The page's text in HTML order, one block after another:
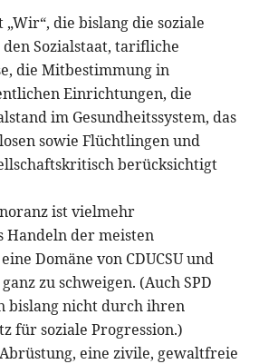
„Wir“, die bislang die soziale
Sozialstaat, tarifliche
die Mitbestimmung in
Einrichtungen, die
im Gesundheitssystem, das
sowie Flüchtlingen und
berücksichtigt
ist vielmehr
Handeln der meisten
Domäne von CDUCSU und
zu schweigen. (Auch SPD
bislang nicht durch ihren
für soziale Progression.)
eine zivile, gewaltfreie